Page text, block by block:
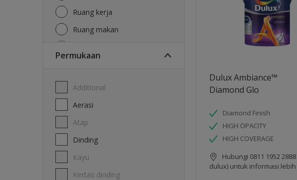
Ruang kerja
Ruang makan
Permukaan
Additional
Aerasi
Atap
Dinding
Kayu
Kertas dinding
Dulux Ambiance™
Diamond Glo
Diamond Finish
HIGH OPACITY
HIGH COVERAGE
Hubungi 0811 1952
dulux) untuk informasi